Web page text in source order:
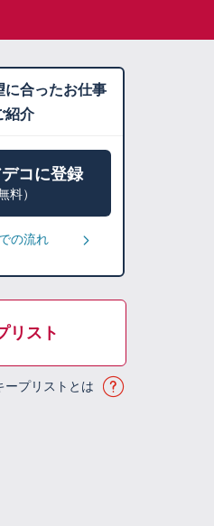
に合ったお仕事
紹介
コに登録
料）
の流れ
リスト
ープリストとは